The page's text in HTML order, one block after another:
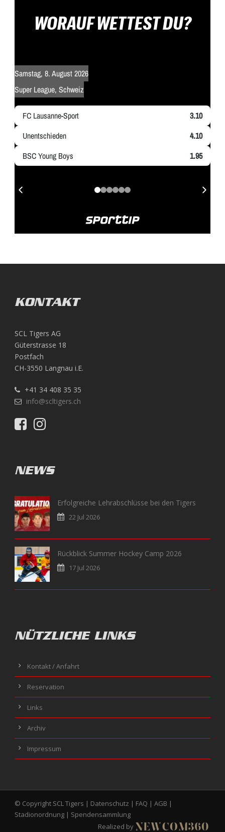
KONTAKT
SCL Tigers AG
Güterstrasse 18
Postfach
CH-3550 Langnau i.E.
+41 34 408 35 35
info@scltigers.ch
NEWS
Erfolgreiche Lehrabschlüsse bei den Tigers
22 Jul 2026
Rückblick Summer Hockey Camp 2026
17 Jul 2026
NÜTZLICHE LINKS
Kontakt / Anfahrt
Reservation
Links
Archiv
Impressum
© Copyright SCL Tigers | Datenschutz | FAQ | AGB |
Stadionordnung | Spendensammlung
Realized by